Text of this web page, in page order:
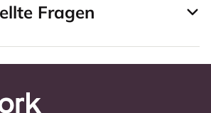
Fragen